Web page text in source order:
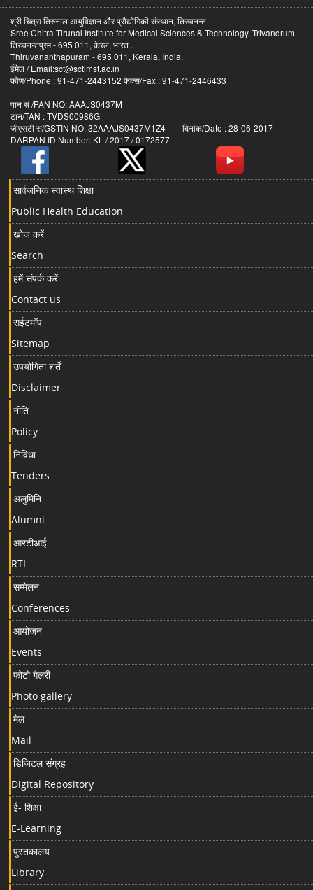
श्री चित्रा तिरुनाल आयुर्विज्ञान और प्रौद्योगिकी संस्थान, तिरुवनन्त
Sree Chitra Tirunal Institute for Medical Sciences & Technology, Trivandrum
तिरुवनन्तपुरम - 695 011, केरल, भारत .
Thiruvananthapuram - 695 011, Kerala, India.
ईमेल / Email:sct@sctimst.ac.in
फोण/Phone : 91-471-2443152 फैक्स/Fax : 91-471-2446433
पान सं /PAN NO: AAAJS0437M
टान/TAN : TVDS00986G
जीएसटी सं/GSTIN NO: 32AAAJS0437M1Z4 दिनांक/Date : 28-06-2017
DARPAN ID Number: KL / 2017 / 0172577
सार्वजनिक स्वास्थ शिक्षा
Public Health Education
खोज करें
Search
हमें संपर्क करें
Contact us
सईटमॉप
Sitemap
उपयोगिता शर्तें
Disclaimer
नीति
Policy
निविधा
Tenders
अलुमिनि
Alumni
आरटीआई
RTI
सम्मेलन
Conferences
आयोजन
Events
फोटो गैलरी
Photo gallery
मेल
Mail
डिजिटल संग्रह
Digital Repository
ई- शिक्षा
E-Learning
पुस्तकालय
Library